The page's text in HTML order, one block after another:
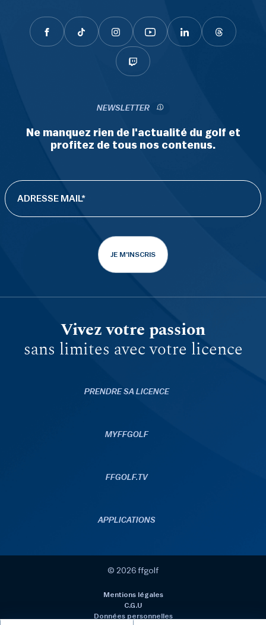
NEWSLETTER
Ne manquez rien de l'actualité du golf et
profitez de tous nos contenus.
JE M'INSCRIS
Vivez votre passion
sans limites avec votre licence
PRENDRE SA LICENCE
MYFFGOLF
FFGOLF.TV
APPLICATIONS
© 2026 ffgolf
Mentions légales
C.G.U
Données personnelles